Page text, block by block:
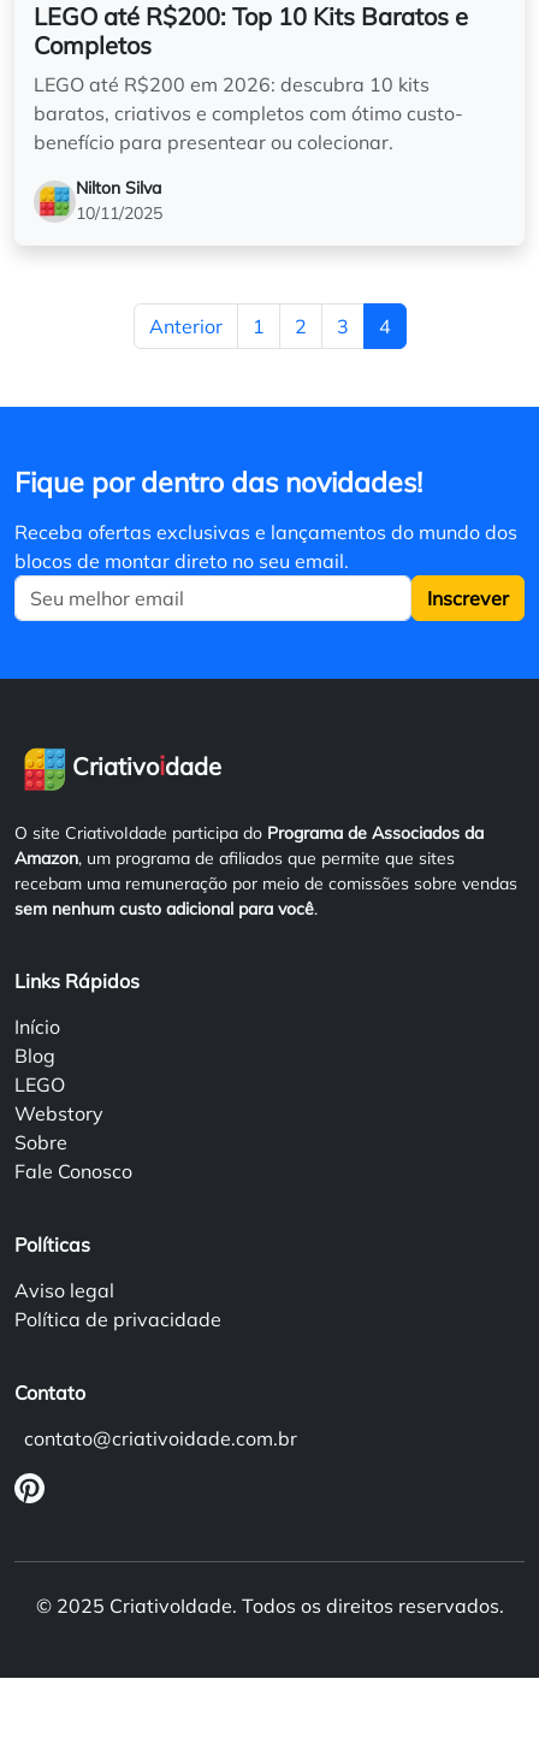
LEGO até R$200: Top 10 Kits Baratos e
Completos
LEGO até R$200 em 2026: descubra 10 kits
baratos, criativos e completos com ótimo custo-
benefício para presentear ou colecionar.
Nilton Silva
10/11/2025
Anterior 1 2 3 4
Fique por dentro das novidades!
Receba ofertas exclusivas e lançamentos do mundo dos
blocos de montar direto no seu email.
Inscrever
Criativoidade
O site CriativoIdade participa do Programa de Associados da
Amazon, um programa de afiliados que permite que sites
recebam uma remuneração por meio de comissões sobre vendas
sem nenhum custo adicional para você.
Links Rápidos
Início
Blog
LEGO
Webstory
Sobre
Fale Conosco
Políticas
Aviso legal
Política de privacidade
Contato
contato@criativoidade.com.br
© 2025 CriativoIdade. Todos os direitos reservados.